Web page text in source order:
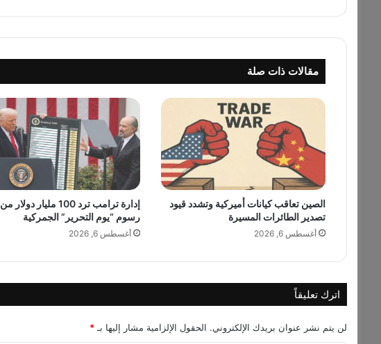
ن
ء
ع
م
د
و
س
ط
ح
د
ث
ت
ل
.
ر
ا
ت
و
س
K
A
T
O
ع
د
مقالات ذات صلة
الصين تعاقب كيانات أميركية وتشدد قيود
تصدير الطائرات المسيرة
أغسطس 6, 2026
إدارة ترامب ترد 100 مليار دولار من
رسوم “يوم التحرير” الجمركية
أغسطس 6, 2026
اترك تعليقاً
لن يتم نشر عنوان بريدك الإلكتروني. الحقول الإلزامية مشار إليها بـ*